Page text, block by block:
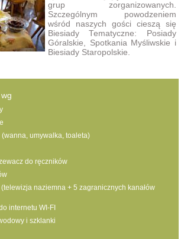
grup zorganizowanych.
Szczególnym powodzeniem
wśród naszych gości cieszą się
Biesiady Tematyczne: Posiady
Góralskie, Spotkania Myśliwskie i
Biesiady Staropolskie.
(wanna, umywalka, toaleta)
do ręczników
naziemna + 5 zagranicznych kanałów
internetu WI-FI
i szklanki